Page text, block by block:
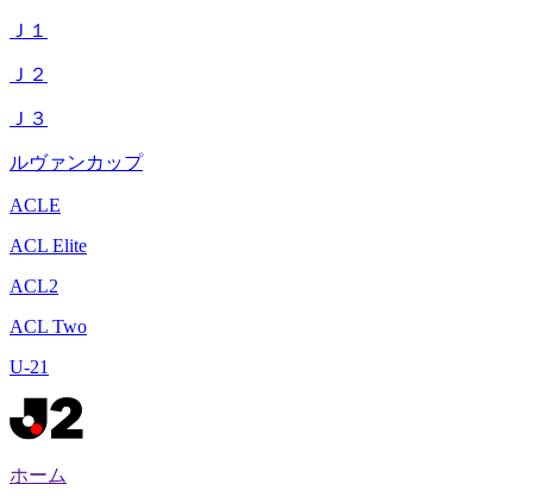
Ｊ１
Ｊ２
Ｊ３
ルヴァンカップ
ACLE
ACL Elite
ACL2
ACL Two
U-21
ホーム